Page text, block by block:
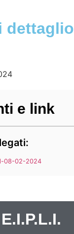
dettaglio
e link
08-02-2024
E.I.P.L.I.